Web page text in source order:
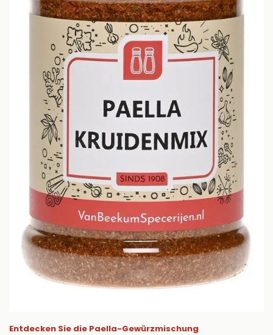
Entdecken Sie die Paella-Gewürzmischung